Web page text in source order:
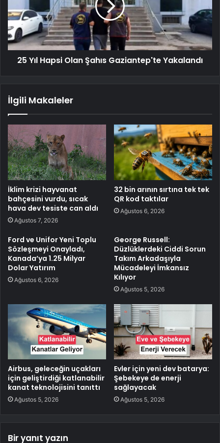
25 Yıl Hapsi Olan Şahıs Gaziantep'te Yakalandı
İlgili Makaleler
İklim krizi hayvanat
bahçesini vurdu, sıcak
hava dev tesiste can aldı
Ağustos 7, 2026
32 bin arının sırtına tek tek
QR kod taktılar
Ağustos 6, 2026
Ford ve Unifor Yeni Toplu
Sözleşmeyi Onayladı,
Kanada’ya 1.25 Milyar
Dolar Yatırım
Ağustos 6, 2026
George Russell:
Düzlüklerdeki Ciddi Sorun
Takım Arkadaşıyla
Mücadeleyi İmkansız
Kılıyor
Ağustos 5, 2026
Airbus, geleceğin uçakları
için geliştirdiği katlanabilir
kanat teknolojisini tanıttı
Ağustos 5, 2026
Evler için yeni dev batarya:
Şebekeye de enerji
sağlayacak
Ağustos 5, 2026
Bir yanıt yazın